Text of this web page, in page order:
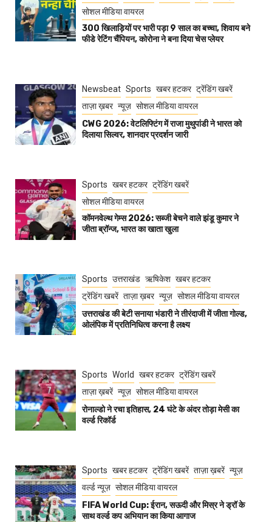
सोशल मीडिया वायरल
300 खिलाड़ियों पर भारी पड़ा 9 साल का बच्चा, शिवाय बने
फीडे रेटिंग चैंपियन, कोरोना ने बना दिया चेस प्लेयर
Newsbeat Sports खबर हटकर ट्रेंडिंग खबरें
ताज़ा ख़बर न्यूज़ सोशल मीडिया वायरल
CWG 2026: वेटलिफ्टिंग में राजा मुथुपांडी ने भारत को
दिलाया सिल्वर, शानदार प्रदर्शन जारी
Sports खबर हटकर ट्रेंडिंग खबरें
सोशल मीडिया वायरल
कॉमनवेल्थ गेम्स 2026: सब्जी बेचने वाले झंडू कुमार ने
जीता ब्रॉन्ज, भारत का खाता खुला
Sports उत्तराखंड ऋषिकेश खबर हटकर
ट्रेंडिंग खबरें ताज़ा ख़बर न्यूज़ सोशल मीडिया वायरल
उत्तराखंड की बेटी सनाया भंडारी ने तीरंदाजी में जीता गोल्ड,
ओलंपिक में प्रतिनिधित्व करना है लक्ष्य
Sports World खबर हटकर ट्रेंडिंग खबरें
ताज़ा ख़बरें न्यूज़ सोशल मीडिया वायरल
रोनाल्डो ने रचा इतिहास, 24 घंटे के अंदर तोड़ा मेसी का
वर्ल्ड रिकॉर्ड
Sports खबर हटकर ट्रेंडिंग खबरें ताज़ा ख़बरें न्यूज़
वर्ल्ड न्यूज़ सोशल मीडिया वायरल
FIFA World Cup: ईरान, सऊदी और मिस्र ने ड्रॉ के
साथ वर्ल्ड कप अभियान का किया आगाज